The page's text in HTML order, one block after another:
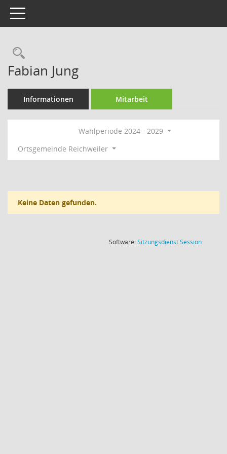
Toggle navigation
Rechercheauswahl
Fabian Jung
Informationen Mitarbeit
Wahlperiode 2024 - 2029
Ortsgemeinde Reichweiler
Keine Daten gefunden.
Software:SitzungsdienstSession(Wird in